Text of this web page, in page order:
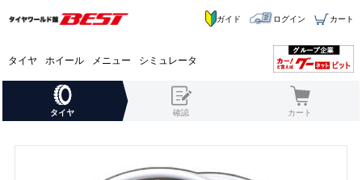
タイヤ ホイール メニュー シミュレータ
ガイド ログイン カート
タイヤ 確認 カート